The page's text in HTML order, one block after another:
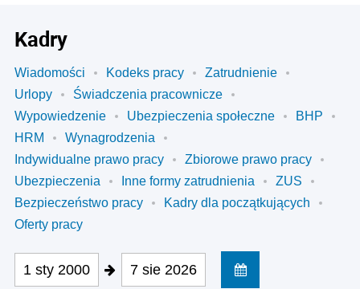
Kadry
Wiadomości Kodeks pracy
Zatrudnienie
Urlopy
Świadczenia pracownicze
Wypowiedzenie
Ubezpieczenia społeczne
BHP
HRM
Wynagrodzenia
Indywidualne prawo pracy
Zbiorowe prawo pracy
Ubezpieczenia
Inne formy zatrudnienia
ZUS
Bezpieczeństwo pracy
Kadry dla początkujących
Oferty pracy
1 sty 2000 7 sie 2026